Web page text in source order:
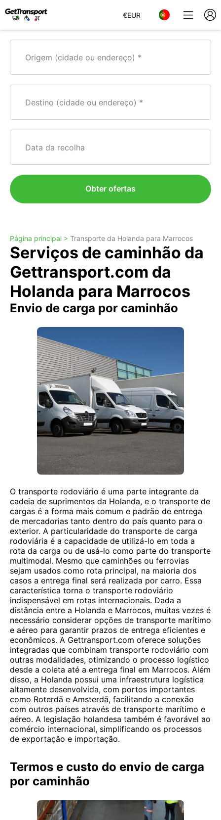
€EUR
Origem (cidade ou endereço)
Destino (cidade ou endereço)
Data da recolha
Obter ofertas
Página principal > Transporte da Holanda para Marrocos
Serviços de caminhão da
Gettransport.com da
Holanda para Marrocos
Envio de carga por caminhão
O transporte rodoviário é uma parte integrante da
cadeia de suprimentos da Holanda, e o transporte de
cargas é a forma mais comum e padrão de entrega
de mercadorias tanto dentro do país quanto para o
exterior. A particularidade do transporte de carga
rodoviária é a capacidade de utilizá-lo em toda a
rota da carga ou de usá-lo como parte do transporte
multimodal. Mesmo que caminhões ou ferrovias
sejam usados ​​como rota principal, na maioria dos
casos a entrega final será realizada por carro. Essa
característica torna o transporte rodoviário
indispensável em rotas internacionais. Dada a
distância entre a Holanda e Marrocos, muitas vezes é
necessário considerar opções de transporte marítimo
e aéreo para garantir prazos de entrega eficientes e
econômicos. A Gettransport.com oferece soluções
integradas que combinam transporte rodoviário com
outras modalidades, otimizando o processo logístico
desde a coleta até a entrega final em Marrocos. Além
disso, a Holanda possui uma infraestrutura logística
altamente desenvolvida, com portos importantes
como Roterdã e Amsterdã, facilitando a conexão
com outros países através de transporte marítimo e
aéreo. A legislação holandesa também é favorável ao
comércio internacional, simplificando os processos
de exportação e importação.
Termos e custo do envio de carga
por caminhão